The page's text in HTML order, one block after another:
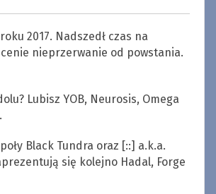
2017. Nadszedł czas na
nieprzerwanie od powstania.
Lubisz YOB, Neurosis, Omega
Black Tundra oraz [::] a.k.a.
się kolejno Hadal, Forge